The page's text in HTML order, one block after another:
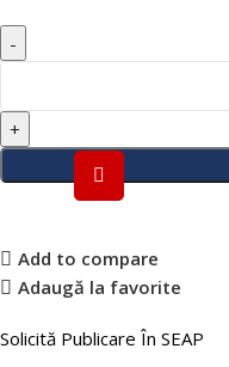
Add to compare
Adaugă la favorite
Solicită Publicare În SEAP